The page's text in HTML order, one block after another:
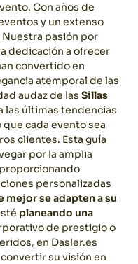
Con años de
y un extenso
pasión por
dedicación a ofrecer
convertido en
atemporal de las
audaz de las Sillas
las últimas tendencias
cada evento sea
clientes. Esta guía
por la amplia
personalizadas
mejor se adapten a su
planeando una
de prestigio o
en Dasler.es
su visión en